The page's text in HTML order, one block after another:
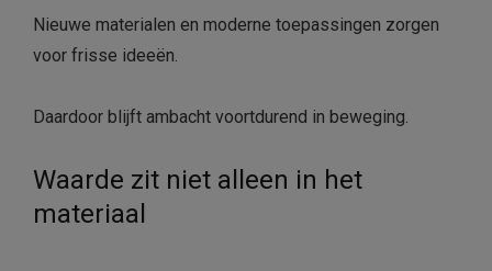
Nieuwe materialen en moderne toepassingen zorgen
voor frisse ideeën.
Daardoor blijft ambacht voortdurend in beweging.
Waarde zit niet alleen in het
materiaal